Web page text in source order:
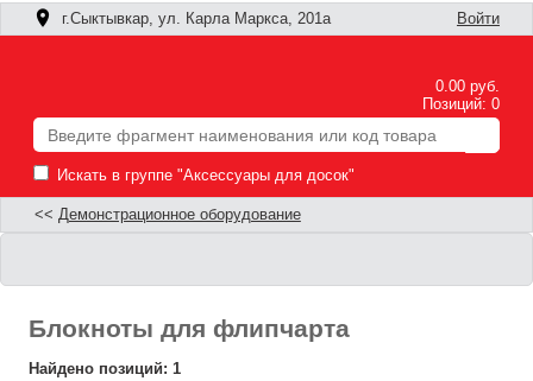
г.Сыктывкар, ул. Карла Маркса, 201а Войти
0.00 руб.
Позиций: 0
Искать в группе "Аксессуары для досок"
<< Демонстрационное оборудование
Блокноты для флипчарта
Найдено позиций: 1